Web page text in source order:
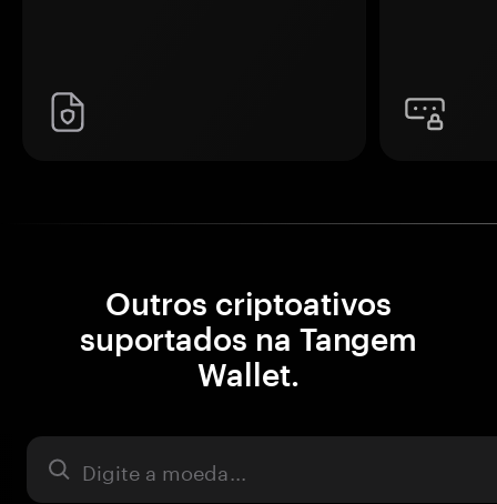
Outros criptoativos
suportados na Tangem
Wallet.
Ativo